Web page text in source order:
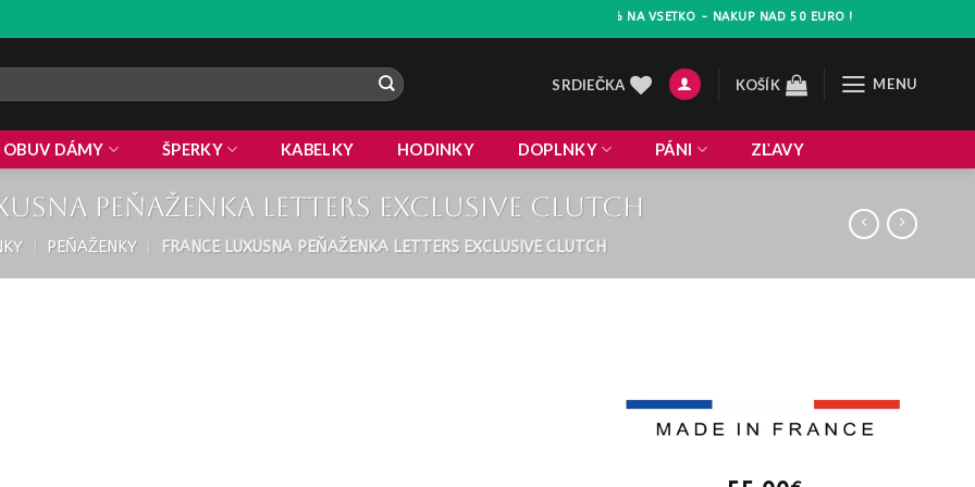
ZLAVA 10% NA VSETKO - NAKUP NAD 50 EURO !
SRDIEČKA KOŠÍK MENU
OBUV DÁMY ŠPERKY KABELKY HODINKY DOPLNKY PÁNI ZĽAVY
Peňaženka letters exclusive clutch
PEŇAŽENKY FRANCE LUXUSNA PEŇAŽENKA LETTERS EXCLUSIVE CLUTCH